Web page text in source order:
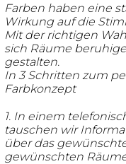
Farben haben eine
Wirkung auf die
Mit der richtigen
sich Räume
gestalten.
In 3 Schritten zum
Farbkonzept
1. In einem
tauschen wir
über das
gewünschten